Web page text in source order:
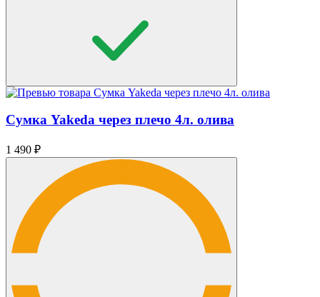
Сумка Yakeda через плечо 4л. олива
1 490 ₽